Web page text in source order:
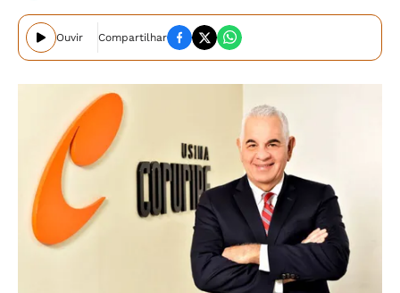
Ouvir Compartilhar